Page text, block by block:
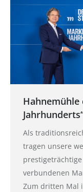
Hahnemühle
Als
tragen unsere
verbundenen
Zum dritten Mal